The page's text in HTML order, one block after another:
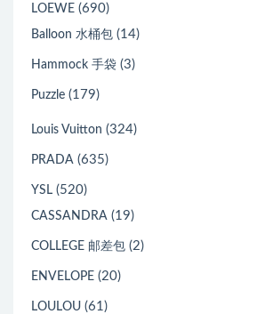
LOEWE (690)
Balloon 水桶包 (14)
Hammock 手袋 (3)
Puzzle (179)
Louis Vuitton (324)
PRADA (635)
YSL (520)
CASSANDRA (19)
COLLEGE 邮差包 (2)
ENVELOPE (20)
LOULOU (61)